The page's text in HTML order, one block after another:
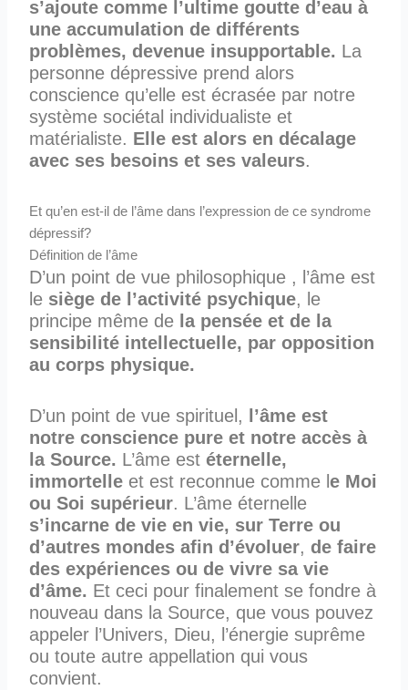
s’ajoute comme l’ultime goutte d’eau à
une accumulation de différents
problèmes, devenue insupportable. La
personne dépressive prend alors
conscience qu’elle est écrasée par notre
système sociétal individualiste et
matérialiste. Elle est alors en décalage
avec ses besoins et ses valeurs.
Et qu’en est-il de l’âme dans l’expression de ce syndrome
dépressif?
Définition de l’âme
D’un point de vue philosophique , l’âme est
le siège de l’activité psychique, le
principe même de la pensée et de la
sensibilité intellectuelle, par opposition
au corps physique.
D’un point de vue spirituel,
l’âme est
notre conscience pure et notre accès à
la Source. L’âme estéternelle,
immortelle et est reconnue comme le Moi
ou Soi supérieur. L’âme éternelle
s’incarne de vie en vie, sur Terre ou
d’autres mondes afin d’évoluer, de faire
des expériences ou de vivre sa vie
d’âme. Et ceci pour finalement se fondre à
nouveau dans la Source, que vous pouvez
appeler l’Univers, Dieu, l’énergie suprême
ou toute autre appellation qui vous
convient.